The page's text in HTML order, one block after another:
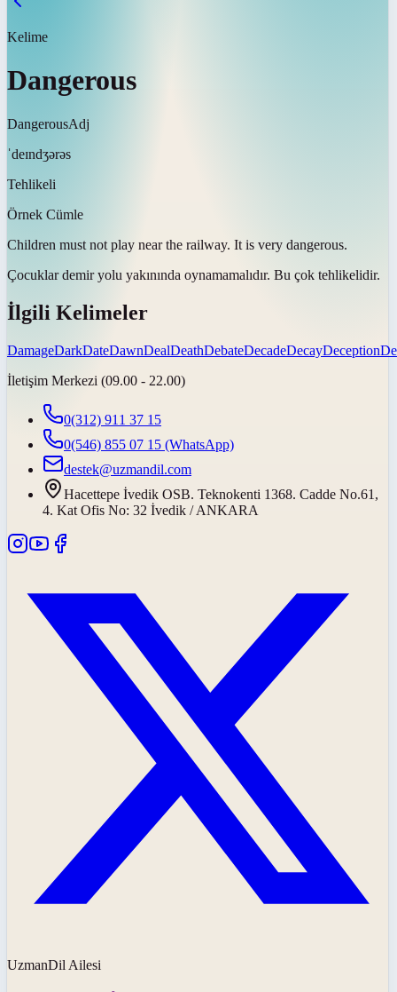
Kelime
Dangerous
DangerousAdj
ˈdeɪndʒərəs
Tehlikeli
Örnek Cümle
Children must not play near the railway. It is very dangerous.
Çocuklar demir yolu yakınında oynamamalıdır. Bu çok tehlikelidir.
İlgili Kelimeler
DamageDarkDateDawnDealDeathDebateDecadeDecayDeception
İletişim Merkezi (09.00 - 22.00)
0(312) 911 37 15
0(546) 855 07 15 (WhatsApp)
destek@uzmandil.com
Hacettepe İvedik OSB. Teknokenti 1368. Cadde No.61,
4. Kat Ofis No: 32 İvedik / ANKARA
UzmanDil Ailesi